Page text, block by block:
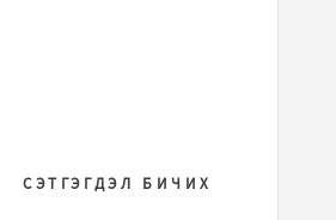
СЭТГЭГДЭЛ БИЧИХ